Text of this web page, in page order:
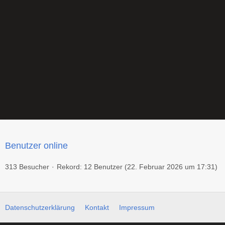
Benutzer online
313 Besucher Rekord: 12 Benutzer (22. Februar 2026 um 17:31)
Datenschutzerklärung Kontakt Impressum